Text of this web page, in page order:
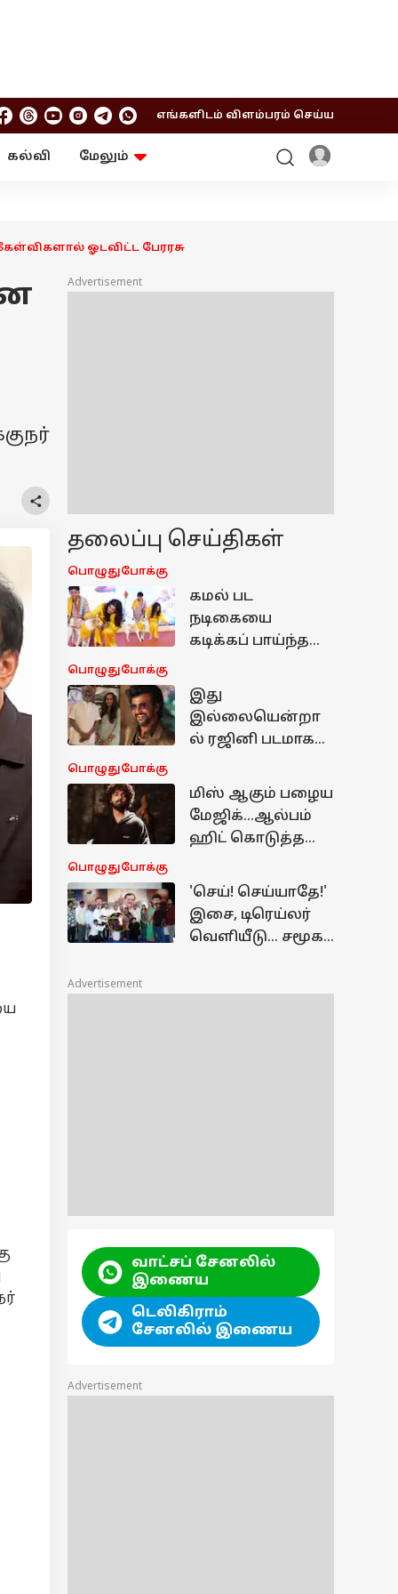
எங்களிடம் விளம்பரம் செய்ய
கல்வி
மேலும்
ஓடவிட்ட பேரரசு
Advertisement
தலைப்பு செய்திகள்
பொழுதுபோக்கு
கமல் பட
நடிகையை
கடிக்கப் பாய்ந்த
பதறிப்போன
ரசிகர்கள்!
வைரலாகும்
வீடியோ
பொழுதுபோக்கு
இது
இல்லையென்றா
ல் ரஜினி படமாக
தயாரிக்க
மாட்டோம்..ஓப்பனா
க பேசிய அர்ச்சனா
கல்பாத்தி
பொழுதுபோக்கு
மிஸ் ஆகும் பழைய
மேஜிக்...ஆல்பம்
ஹிட் கொடுத்த
என்ன ஆனார்?
பொழுதுபோக்கு
'செய்! செய்யாதே!'
இசை, டிரெய்லர்
வெளியீடு... சமூக
Advertisement
வாட்சப் சேனலில்
இணைய
டெலிகிராம்
சேனலில் இணைய
Advertisement